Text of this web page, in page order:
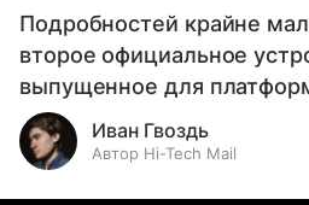
Подробностей крайне
второе официальное
выпущенное для
Иван Гвоздь
Автор Hi-Tech Mail